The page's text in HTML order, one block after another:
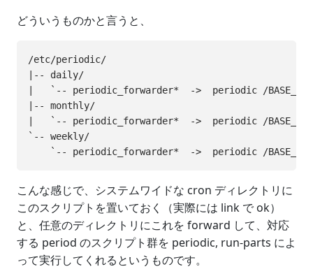
どういうものかと言うと、
/etc/periodic/
|-- daily/
|   `-- periodic_forwarder*  ->  periodic /
|-- monthly/
|   `-- periodic_forwarder*  ->  periodic /BASE_DIR/
`-- weekly/
こんな感じで、システムワイドな cron ディレクトリに
このスクリプトを置いておく（実際には link で ok）
と、任意のディレクトリにこれを forward して、対応
する period のスクリプト群を periodic, run-parts によ
って実行してくれるというものです。